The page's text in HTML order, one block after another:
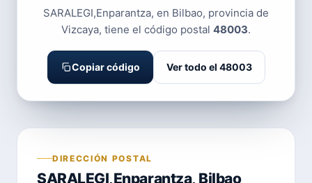
SARALEGI,Enparantza, en Bilbao, provincia de
Vizcaya, tiene el código postal 48003.
Copiar código Ver todo el 48003
DIRECCIÓN POSTAL
SARALEGI,Enparantza, Bilbao